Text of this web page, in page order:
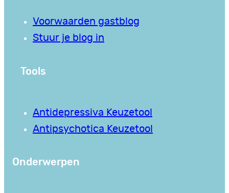
Voorwaarden gastblog
Stuur je blog in
Tools
Antidepressiva Keuzetool
Antipsychotica Keuzetool
Onderwerpen